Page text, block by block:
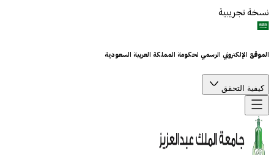
نسخة تجريبية
الموقع الإلكتروني الرسمي لحكومة المملكة العربية السعودية
كيفية التحقق